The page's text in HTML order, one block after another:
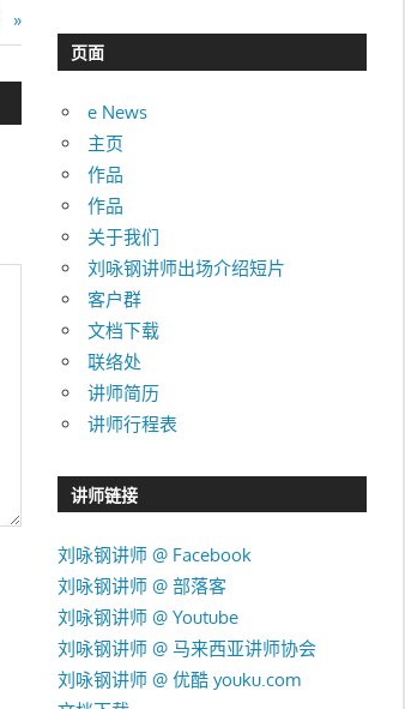
目
录
页面
e News
主页
作品
作品
关于我们
刘咏钢讲师出场介绍短片
客户群
文档下载
联络处
讲师简历
讲师行程表
讲师链接
刘咏钢讲师 @ Facebook
刘咏钢讲师 @ 部落客
刘咏钢讲师 @ Youtube
刘咏钢讲师 @ 马来西亚讲师协会
刘咏钢讲师 @ 优酷 youku.com